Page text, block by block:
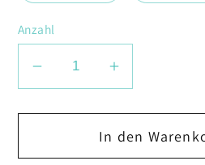
Anzahl
Verringere
Menge
Blumen
Erhöhe
Menge
für
Blumen
In den